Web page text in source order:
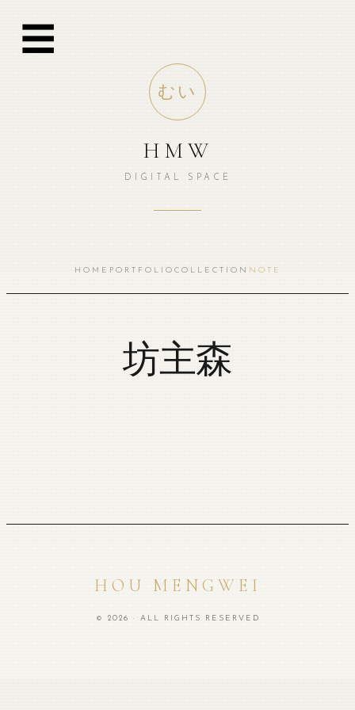
☰
むい
HMW
DIGITAL SPACE
HOME PORTFOLIO COLLECTION NOTE
坊主森
HOU MENGWEI
© 2026 · ALL RIGHTS RESERVED